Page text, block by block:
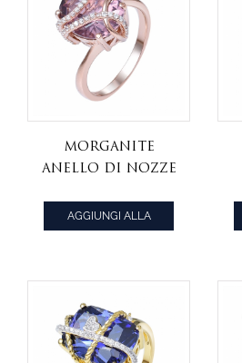
Morganite
Anello Di Nozze
Milligrana
Banda Di Nozze
AGGIUNGI ALLA